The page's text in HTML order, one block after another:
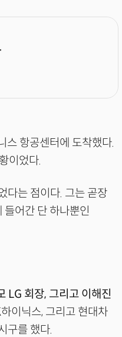
스 항공센터에 도착했다.
이었다.
다는 점이다. 그는 곧장
어간 단 하나뿐인
LG 회장, 그리고 이해진
이닉스, 그리고 현대차
구를 했다.